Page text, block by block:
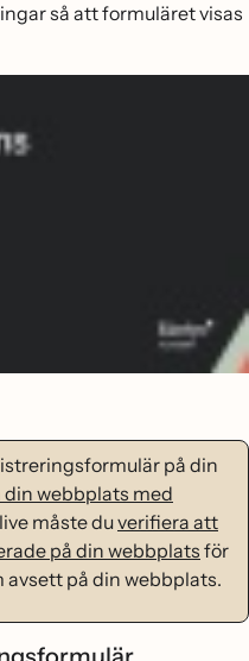
så att formuläret visas
på din
webbplats med
måste duverifiera att
på din webbplats för
avsett på din webbplats.